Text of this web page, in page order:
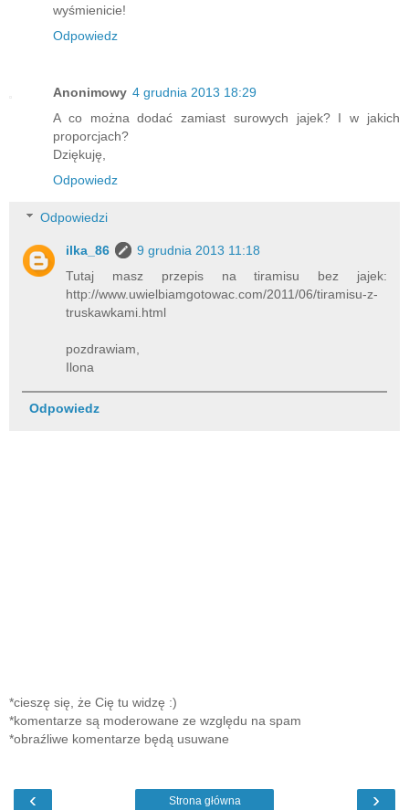
wyśmienicie!
Odpowiedz
Anonimowy 4 grudnia 2013 18:29
A co można dodać zamiast surowych jajek? I w jakich
proporcjach?
Dziękuję,
Odpowiedz
Odpowiedzi
ilka_86
9 grudnia 2013 11:18
Tutaj masz przepis na tiramisu bez jajek:
http://www.uwielbiamgotowac.com/2011/06/tiramisu-z-
truskawkami.html
pozdrawiam,
Ilona
Odpowiedz
*cieszę się, że Cię tu widzę :)
*komentarze są moderowane ze względu na spam
*obraźliwe komentarze będą usuwane
‹ ›
Strona główna